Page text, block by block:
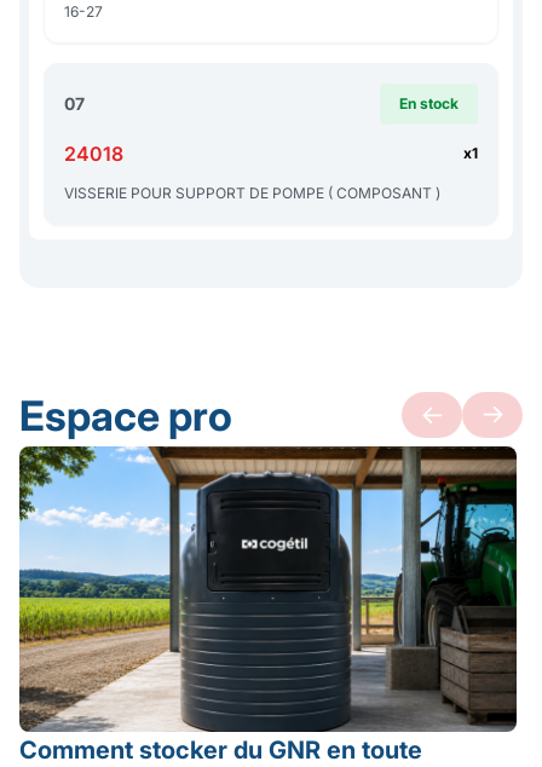
16-27
07 En stock
24018 x1
VISSERIE POUR SUPPORT DE POMPE ( COMPOSANT )
Espace pro
Comment stocker du GNR en toute